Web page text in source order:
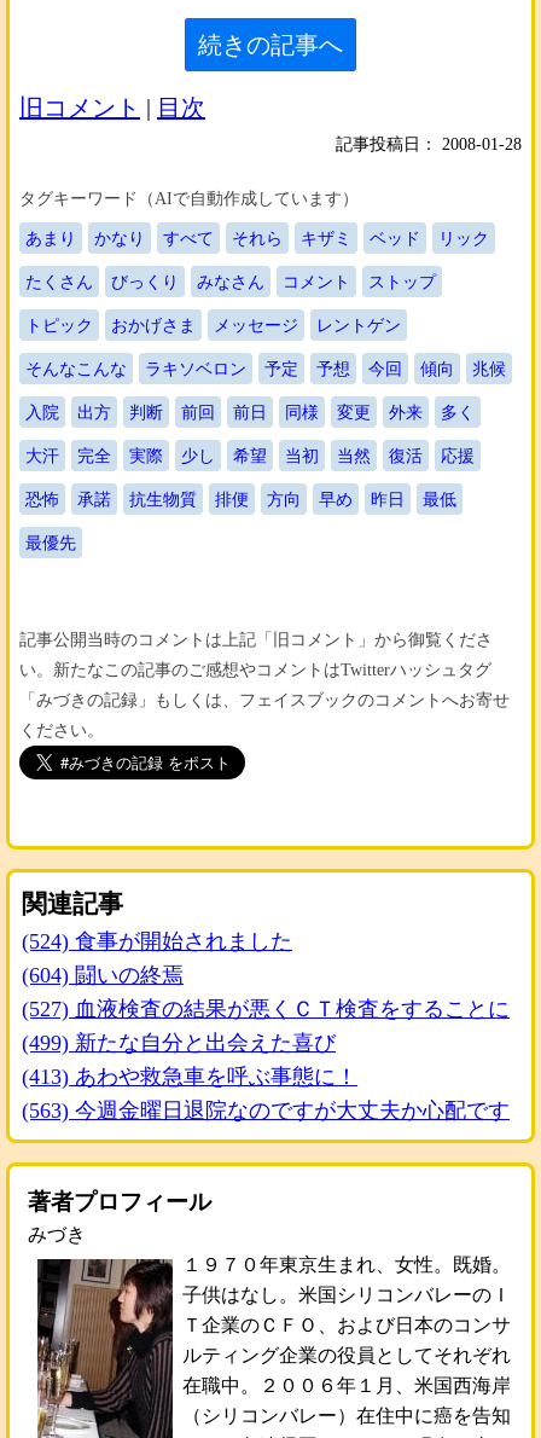
続きの記事へ
旧コメント | 目次
記事投稿日： 2008-01-28
タグキーワード（AIで自動作成しています）
あまり かなり すべて それら キザミ ベッド リック
たくさん びっくり みなさん コメント ストップ
トピック おかげさま メッセージ レントゲン
そんなこんな ラキソベロン 予定 予想 今回 傾向 兆候
入院 出方 判断 前回 前日 同様 変更 外来 多く
大汗 完全 実際 少し 希望 当初 当然 復活 応援
恐怖 承諾 抗生物質 排便 方向 早め 昨日 最低
最優先
記事公開当時のコメントは上記「旧コメント」から御覧くださ
い。新たなこの記事のご感想やコメントはTwitterハッシュタグ
「みづきの記録」もしくは、フェイスブックのコメントへお寄せ
ください。
関連記事
(524) 食事が開始されました
(604) 闘いの終焉
(527) 血液検査の結果が悪くＣＴ検査をすることに
(499) 新たな自分と出会えた喜び
(413) あわや救急車を呼ぶ事態に！
(563) 今週金曜日退院なのですが大丈夫か心配です
著者プロフィール
みづき
１９７０年東京生まれ、女性。既婚。
子供はなし。米国シリコンバレーのＩ
Ｔ企業のＣＦＯ、および日本のコンサ
ルティング企業の役員としてそれぞれ
在職中。２００６年１月、米国西海岸
（シリコンバレー）在住中に癌を告知